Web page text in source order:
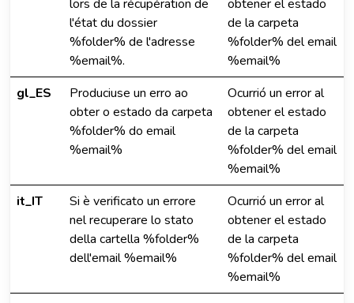
lors de la récupération de
l'état du dossier
%folder% de l'adresse
%email%.
obtener el estado
de la carpeta
%folder% del email
%email%
gl_ES
Produciuse un erro ao
obter o estado da carpeta
%folder% do email
%email%
Ocurrió un error al
obtener el estado
de la carpeta
%folder% del email
%email%
it_IT
Si è verificato un errore
nel recuperare lo stato
della cartella %folder%
dell'email %email%
Ocurrió un error al
obtener el estado
de la carpeta
%folder% del email
%email%